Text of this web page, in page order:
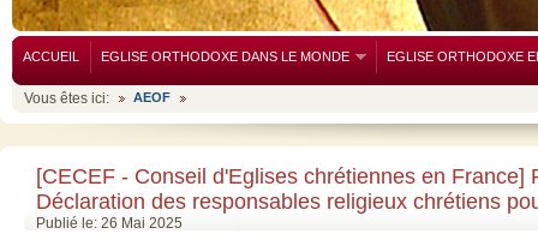
ACCUEIL EGLISE ORTHODOXE DANS LE MONDE EGLISE ORTHODOXE
Vous êtes ici: AEOF
[CECEF - Conseil d'Eglises chrétiennes en France]
Déclaration des responsables religieux chrétiens
Publié le: 26 Mai 2025